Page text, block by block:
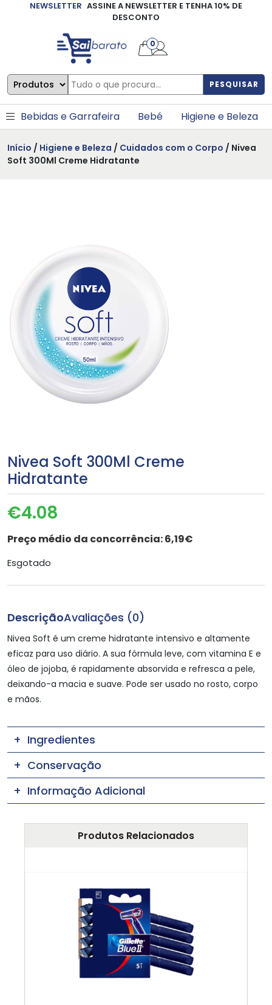
NEWSLETTER ASSINE A NEWSLETTER E TENHA 10% DE
DESCONTO
PESQUISAR
0
Bebidas e Garrafeira Bebé Higiene e Beleza
Início / Higiene e Beleza / Cuidados com o Corpo / Nivea
Soft 300Ml Creme Hidratante
Nivea Soft 300Ml Creme
Hidratante
€4.08
Preço médio da concorrência:6,19€
Esgotado
DescriçãoAvaliações (0)
Nivea Soft é um creme hidratante intensivo e altamente
eficaz para uso diário. A sua fórmula leve, com vitamina E e
óleo de jojoba, é rapidamente absorvida e refresca a pele,
deixando-a macia e suave. Pode ser usado no rosto, corpo
e mãos.
Ingredientes
Conservação
Informação Adicional
Produtos Relacionados